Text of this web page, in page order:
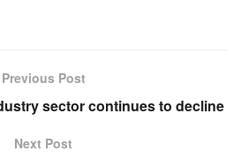
Previous Post
sector continues to decline
Next Post